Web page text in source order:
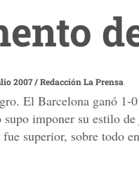
2007/Redacción La Prensa
El Barcelona ganó 1-
supo imponer su estilo
superior, sobre todo